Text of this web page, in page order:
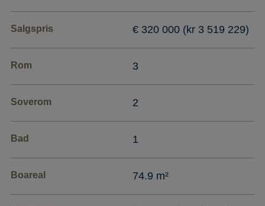
Salgspris € 320 000 (kr 3 519 229)
Rom 3
Soverom 2
Bad 1
Boareal 74.9 m²